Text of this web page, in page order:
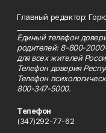
Главный редактор:
Единый телефон
родителей: 8-800-
для всех жителей
Телефон доверия
Телефон
800-347-5000.
Телефон
(347)292-77-62